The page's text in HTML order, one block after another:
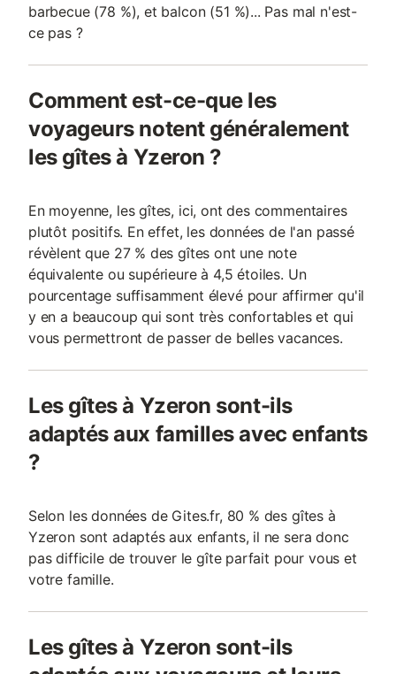
barbecue (78 %), et balcon (51 %)... Pas mal n'est-
ce pas ?
Comment est-ce-que les
voyageurs notent généralement
les gîtes à Yzeron ?
En moyenne, les gîtes, ici, ont des commentaires
plutôt positifs. En effet, les données de l'an passé
révèlent que 27 % des gîtes ont une note
équivalente ou supérieure à 4,5 étoiles. Un
pourcentage suffisamment élevé pour affirmer qu'il
y en a beaucoup qui sont très confortables et qui
vous permettront de passer de belles vacances.
Les gîtes à Yzeron sont-ils
adaptés aux familles avec enfants
?
Selon les données de Gites.fr, 80 % des gîtes à
Yzeron sont adaptés aux enfants, il ne sera donc
pas difficile de trouver le gîte parfait pour vous et
votre famille.
Les gîtes à Yzeron sont-ils